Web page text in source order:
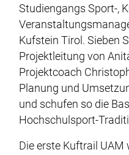
Studiengangs Sport-,
Kufstein Tirol. Sieben
Projektleitung von
Projektcoach
Planung und
und schufen so die
Hochschulsport-
Die erste Kuftrail UAM